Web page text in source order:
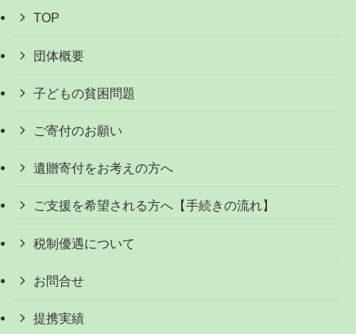
TOP
団体概要
子どもの貧困問題
ご寄付のお願い
遺贈寄付をお考えの方へ
ご支援を希望される方へ【手続きの流れ】
税制優遇について
お問合せ
提携実績